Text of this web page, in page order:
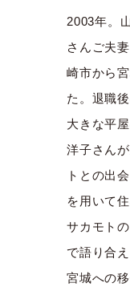
2003年。
さんご夫
崎市から
た。退職
大きな平
洋子さん
トとの出
を用いて
サカモト
で語り合
宮城への